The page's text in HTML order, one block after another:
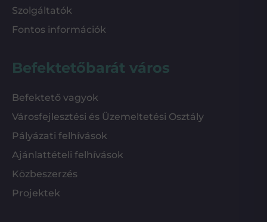
Szolgáltatók
Fontos információk
Befektetőbarát város
Befektető vagyok
Városfejlesztési és Üzemeltetési Osztály
Pályázati felhívások
Ajánlattételi felhívások
Közbeszerzés
Projektek